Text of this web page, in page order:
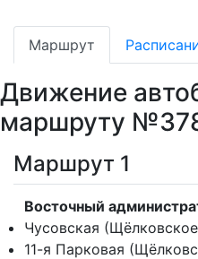
Маршрут
Движение
маршруту
Маршрут 1
Восточный
Чусовская
11-я Парковая